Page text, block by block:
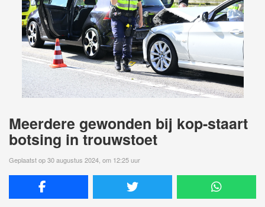
Meerdere gewonden bij kop-staart
botsing in trouwstoet
Geplaatst op 30 augustus 2024, om 12:25 uur